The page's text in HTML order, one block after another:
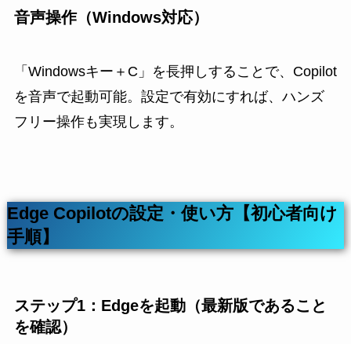
音声操作（Windows対応）
「Windowsキー＋C」を長押しすることで、Copilot
を音声で起動可能。設定で有効にすれば、ハンズ
フリー操作も実現します。
Edge Copilotの設定・使い方【初心者向け
手順】
ステップ1：Edgeを起動（最新版であること
を確認）